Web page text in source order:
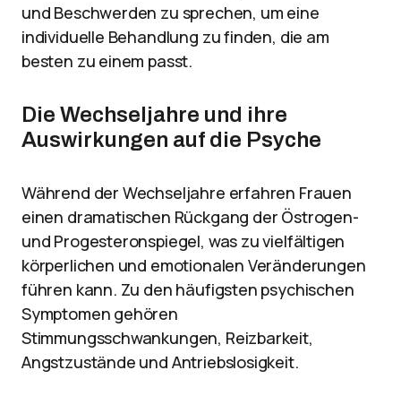
und Beschwerden zu sprechen, um eine
individuelle Behandlung zu finden, die am
besten zu einem passt.
Die Wechseljahre und ihre
Auswirkungen auf die Psyche
Während der Wechseljahre erfahren Frauen
einen dramatischen Rückgang der Östrogen-
und Progesteronspiegel, was zu vielfältigen
körperlichen und emotionalen Veränderungen
führen kann. Zu den häufigsten psychischen
Symptomen gehören
Stimmungsschwankungen, Reizbarkeit,
Angstzustände und Antriebslosigkeit.